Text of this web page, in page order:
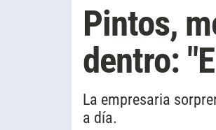
Pintos,
dentro:
La empresaria
a día.